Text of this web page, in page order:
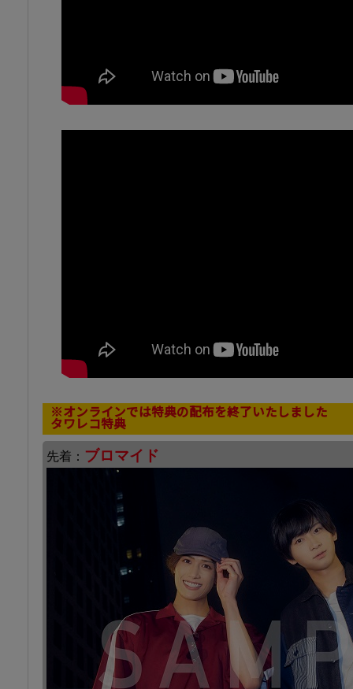
※オンラインでは特典の配布を終了いたしました
タワレコ特典
先着： ブロマイド